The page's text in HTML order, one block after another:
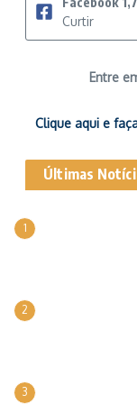
Curtir
Entre
Clique aqui e
Últimas
1
2
3